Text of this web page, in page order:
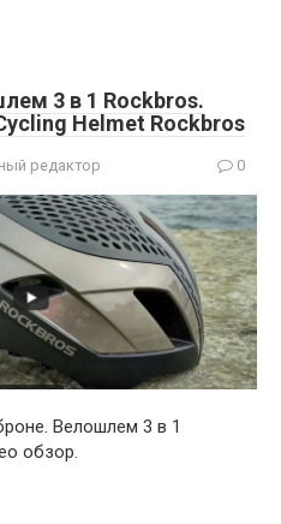
3 в 1 Rockbros.
Helmet Rockbros
редактор 0
Велошлем 3 в 1
обзор.